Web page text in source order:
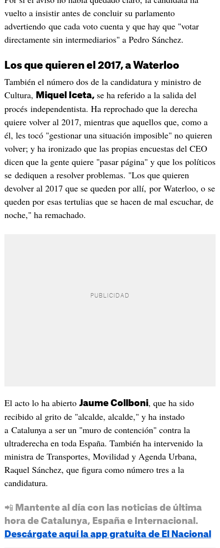
vuelto a insistir antes de concluir su parlamento
advertiendo que cada voto cuenta y que hay que "votar
directamente sin intermediarios" a Pedro Sánchez.
Los que quieren el 2017, a Waterloo
También el número dos de la candidatura y ministro de
Cultura,
Miquel Iceta, se ha referido a la salida del
procés independentista. Ha reprochado que la derecha
quiere volver al 2017, mientras que aquellos que, como a
él, les tocó "gestionar una situación imposible" no quieren
volver; y ha ironizado que las propias encuestas del CEO
dicen que la gente quiere "pasar página" y que los políticos
se dediquen a resolver problemas. "Los que quieren
devolver al 2017 que se queden por allí, por Waterloo, o se
queden por esas tertulias que se hacen de mal escuchar, de
noche," ha remachado.
El acto lo ha abierto Jaume Collboni, que ha sido
recibido al grito de "alcalde, alcalde," y ha instado
a Catalunya a ser un "muro de contención" contra la
ultraderecha en toda España. También ha intervenido la
ministra de Transportes, Movilidad y Agenda Urbana,
Raquel Sánchez, que figura como número tres a la
candidatura.
📲 Mantente al día con las noticias de última
hora de Catalunya, España e Internacional.
Descárgate aquí la app gratuita de El Nacional